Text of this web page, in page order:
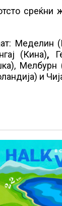
среќни
Меделин
(Кина),
Мелбурн
и